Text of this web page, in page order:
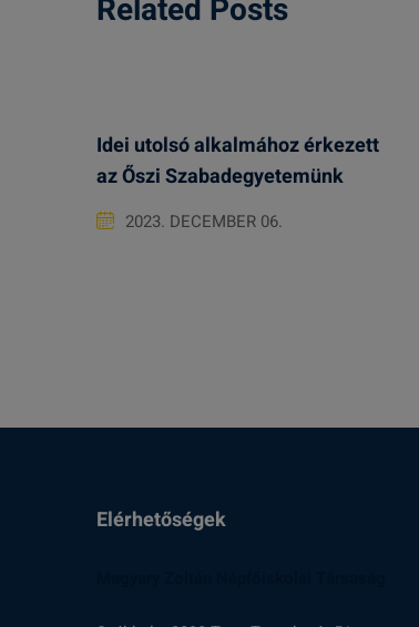
Related Posts
Idei utolsó alkalmához érkezett
az Őszi Szabadegyetemünk
2023. DECEMBER 06.
Elérhetőségek